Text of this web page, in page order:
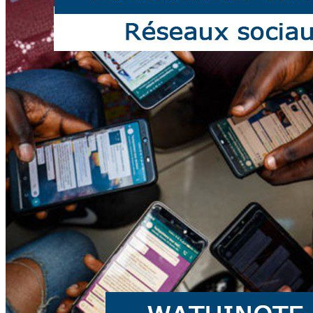
Facebook
Twitter
LinkedIn
YouTube
Nos partenaires
LE DÉBAT
Débat – Entrepreneuriat en Afrique de l’Ouest
Afrique de l’Ouest – États Unis d’Amérique
Changement climatique 2022
Les relations entre l’Afrique de l’Ouest et l’Europe
Enseignement supérieur 2021